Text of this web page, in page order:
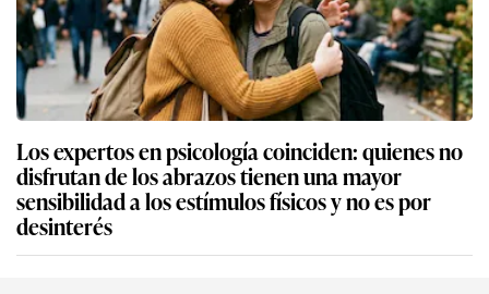
Los expertos en psicología coinciden: quienes no
disfrutan de los abrazos tienen una mayor
sensibilidad a los estímulos físicos y no es por
desinterés